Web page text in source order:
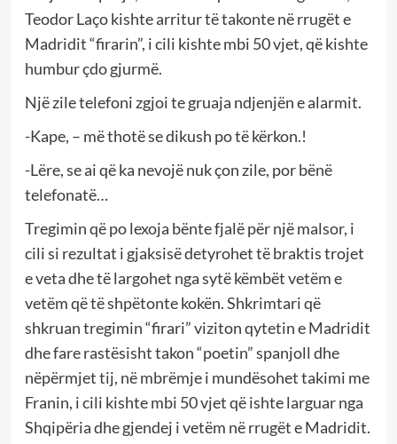
Teodor Laço kishte arritur të takonte në rrugët e
Madridit “firarin”, i cili kishte mbi 50 vjet, që kishte
humbur çdo gjurmë.
Një zile telefoni zgjoi te gruaja ndjenjën e alarmit.
-Kape, – më thotë se dikush po të kërkon.!
-Lëre, se ai që ka nevojë nuk çon zile, por bënë
telefonatë…
Tregimin që po lexoja bënte fjalë për një malsor, i
cili si rezultat i gjaksisë detyrohet të braktis trojet
e veta dhe të largohet nga sytë këmbët vetëm e
vetëm që të shpëtonte kokën. Shkrimtari që
shkruan tregimin “firari” viziton qytetin e Madridit
dhe fare rastësisht takon “poetin” spanjoll dhe
nëpërmjet tij, në mbrëmje i mundësohet takimi me
Franin, i cili kishte mbi 50 vjet që ishte larguar nga
Shqipëria dhe gjendej i vetëm në rrugët e Madridit.